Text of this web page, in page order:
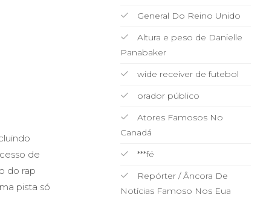
de
do rap
pista só
General Do Reino Unido
Altura e peso de Danielle
Panabaker
wide receiver de futebol
orador público
Atores Famosos No
Canadá
***fé
Repórter / Âncora De
Notícias Famoso Nos Eua